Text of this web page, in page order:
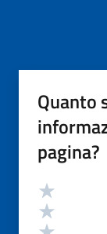
Quanto
pagina?
Valutazione